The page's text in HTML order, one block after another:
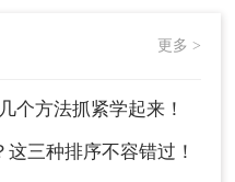
更多 >
个方法抓紧学起来！
三种排序不容错过！